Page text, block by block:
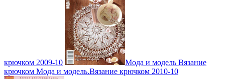
крючком 2009-10
Мода и модель Вязание
крючком Мода и модель.Вязание крючком 2010-10